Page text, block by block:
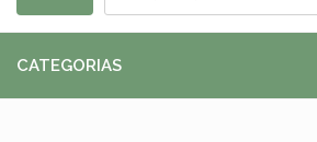
CATEGORIAS